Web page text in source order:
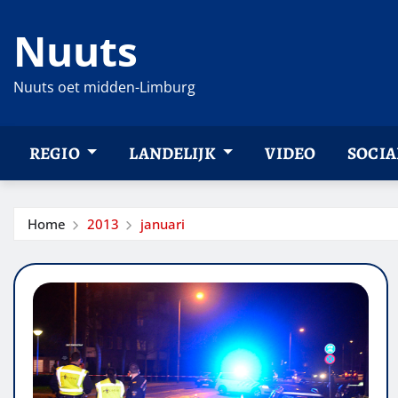
naar
inhoud
Nuuts
Nuuts oet midden-Limburg
REGIO LANDELIJK VIDEO
Home 2013 januari